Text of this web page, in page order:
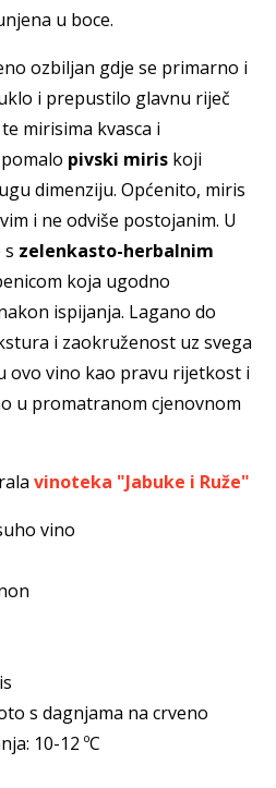
u boce.
ozbiljan gdje se primarno i
i prepustilo glavnu riječ
mirisima kvasca i
pivski miris koji
dimenziju. Općenito, miris
i ne odviše postojanim. U
zelenkasto-herbalnim
koja ugodno
ispijanja. Lagano do
i zaokruženost uz svega
ovo vino kao pravu rijetkost i
u promatranom cjenovnom
vinoteka "Jabuke i Ruže"
vino
s dagnjama na crveno
10-12 ºC